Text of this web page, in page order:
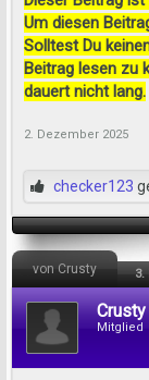
Um diesen
Solltest Du
Beitrag lesen zu
dauert nicht lang.
2. Dezember 2025
checker123
von Crusty 3.
Crusty
Mitglied